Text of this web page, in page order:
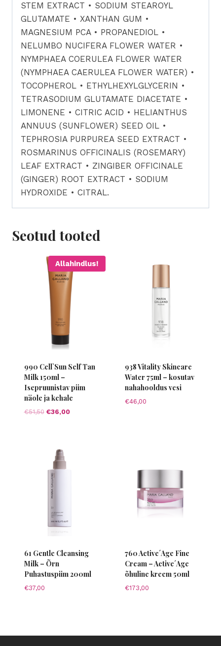
STEM EXTRACT • SODIUM STEAROYL
GLUTAMATE • XANTHAN GUM •
MAGNESIUM PCA • PROPANEDIOL •
NELUMBO NUCIFERA FLOWER WATER •
NYMPHAEA COERULEA FLOWER WATER
(NYMPHAEA CAERULEA FLOWER WATER) •
TOCOPHEROL • ETHYLHEXYLGLYCERIN •
TETRASODIUM GLUTAMATE DIACETATE •
LIMONENE • CITRIC ACID • HELIANTHUS
ANNUUS (SUNFLOWER) SEED OIL •
TEPHROSIA PURPUREA SEED EXTRACT •
ROSMARINUS OFFICINALIS (ROSEMARY)
LEAF EXTRACT • ZINGIBER OFFICINALE
(GINGER) ROOT EXTRACT • SODIUM
HYDROXIDE • CITRAL.
Seotud tooted
Allahindlus!
990 Cell`Sun Self Tan
Milk 150ml –
Isepruunistav piim
näole ja kehale
€51,50 Algne
€36,00Current
938 Vitality Skincare
Water 75ml – kosutav
nahahooldus vesi
€46,00
61 Gentle Cleansing
Milk – Õrn
Puhastuspiim 200ml
€37,00
760 Active´Age Fine
Cream – Active´Age
õhuline kreem 50ml
€173,00